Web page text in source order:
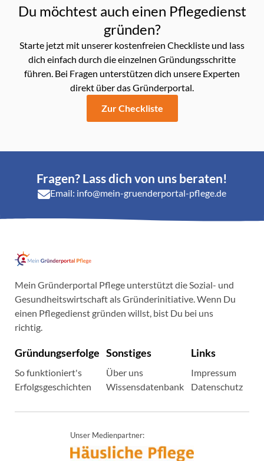
Du möchtest auch einen Pflegedienst
gründen?
Starte jetzt mit unserer kostenfreien Checkliste und lass
dich einfach durch die einzelnen Gründungsschritte
führen. Bei Fragen unterstützen dich unsere Experten
direkt über das Gründerportal.
Zur Checkliste
Fragen? Lass dich von uns beraten!
Email: info@mein-gruenderportal-pflege.de
Mein Gründerportal Pflege unterstützt die Sozial- und
Gesundheitswirtschaft als Gründerinitiative. Wenn Du
einen Pflegedienst gründen willst, bist Du bei uns
richtig.
Gründungserfolge
So funktioniert's
Erfolgsgeschichten
Sonstiges
Über uns
Wissensdatenbank
Links
Impressum
Datenschutz
Unser Medienpartner: